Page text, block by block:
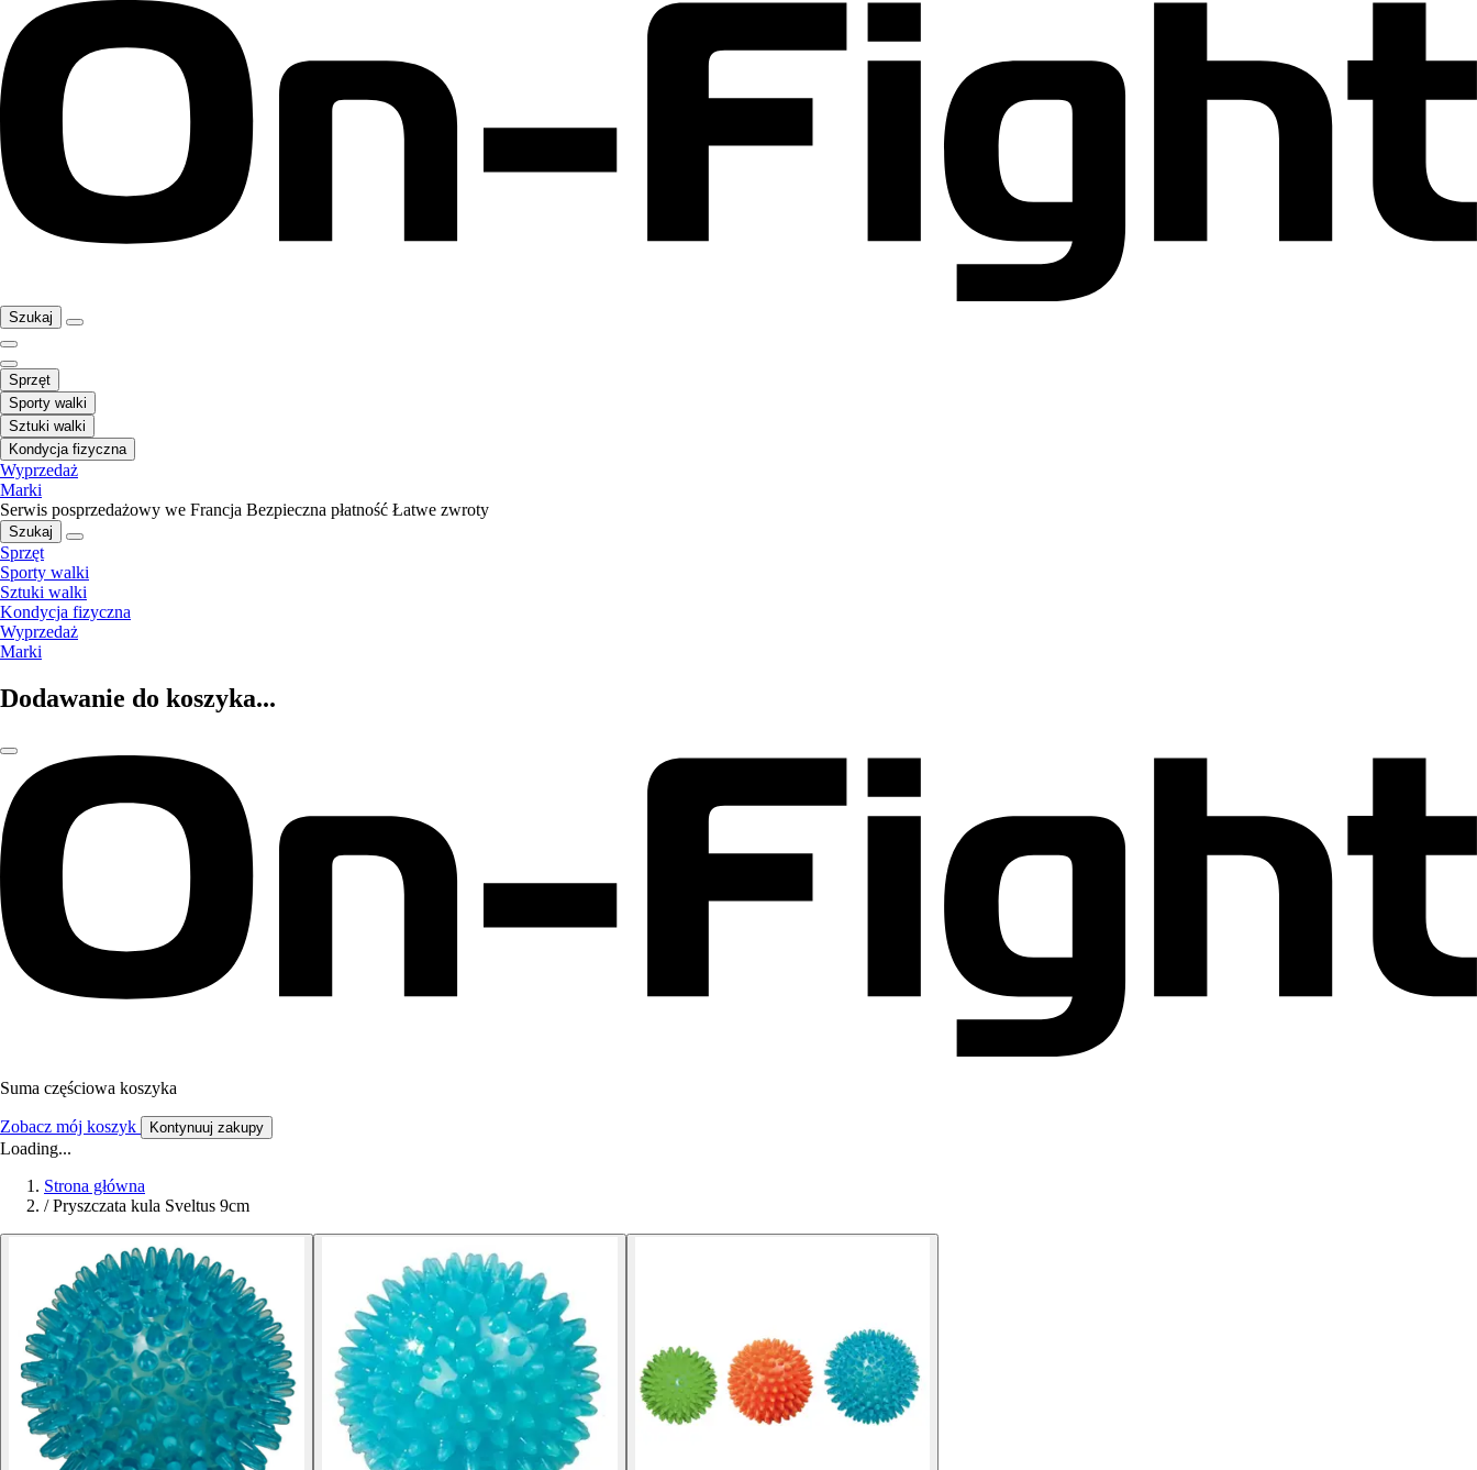
Szukaj
Sprzęt
Sporty walki
Sztuki walki
Kondycja fizyczna
Wyprzedaż
Marki
Serwis posprzedażowy we Francja Bezpieczna płatność Łatwe zwroty
Szukaj
Sprzęt
Sporty walki
Sztuki walki
Kondycja fizyczna
Wyprzedaż
Marki
Dodawanie do koszyka...
Suma częściowa koszyka
Zobacz mój koszyk Kontynuuj zakupy
Loading...
Strona główna
/ Pryszczata kula Sveltus 9cm